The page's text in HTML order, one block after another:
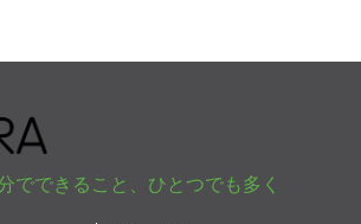
でできること、ひとつでも多く